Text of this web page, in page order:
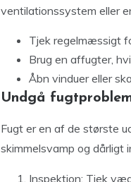
ventilationssystem eller
Tjek regelmæssigt
Brug en affugter,
Åbn vinduer eller
Undgå
Fugt er en af de største
skimmelsvamp og dårligt
Inspektion: Tjek